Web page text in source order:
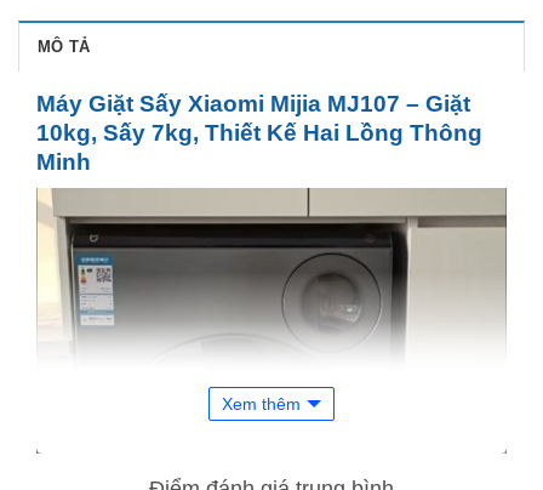
MÔ TẢ
Máy Giặt Sấy Xiaomi Mijia MJ107 – Giặt
10kg, Sấy 7kg, Thiết Kế Hai Lồng Thông
Minh
Xem thêm